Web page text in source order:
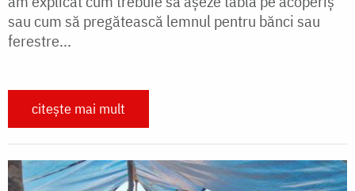
sau cum să pregătească lemnul pentru bănci sau
ferestre...
citește mai mult